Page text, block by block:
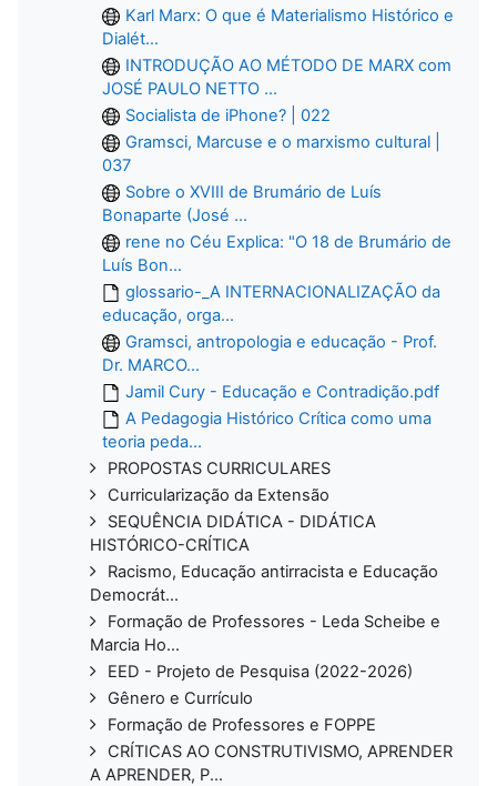
Karl Marx: O que é Materialismo Histórico e
Dialét...
INTRODUÇÃO AO MÉTODO DE MARX com
JOSÉ PAULO NETTO ...
Socialista de iPhone? | 022
Gramsci, Marcuse e o marxismo cultural |
037
Sobre o XVIII de Brumário de Luís
Bonaparte (José ...
rene no Céu Explica: "O 18 de Brumário de
Luís Bon...
glossario-_A INTERNACIONALIZAÇÃO da
educação, orga...
Gramsci, antropologia e educação - Prof.
Dr. MARCO...
Jamil Cury - Educação e Contradição.pdf
A Pedagogia Histórico Crítica como uma
teoria peda...
PROPOSTAS CURRICULARES
Curricularização da Extensão
SEQUÊNCIA DIDÁTICA - DIDÁTICA
HISTÓRICO-CRÍTICA
Racismo, Educação antirracista e Educação
Democrát...
Formação de Professores - Leda Scheibe e
Marcia Ho...
EED - Projeto de Pesquisa (2022-2026)
Gênero e Currículo
Formação de Professores e FOPPE
CRÍTICAS AO CONSTRUTIVISMO, APRENDER
A APRENDER, P...